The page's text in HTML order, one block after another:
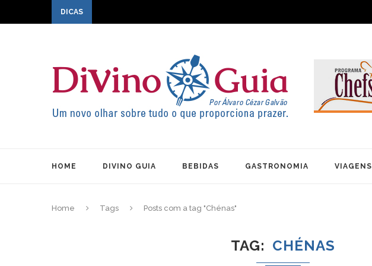
DICAS
HOME DIVINO GUIA BEBIDAS GASTRONOMIA VIAGENS
Home Tags Posts com a tag "Chénas"
TAG CHÉNAS